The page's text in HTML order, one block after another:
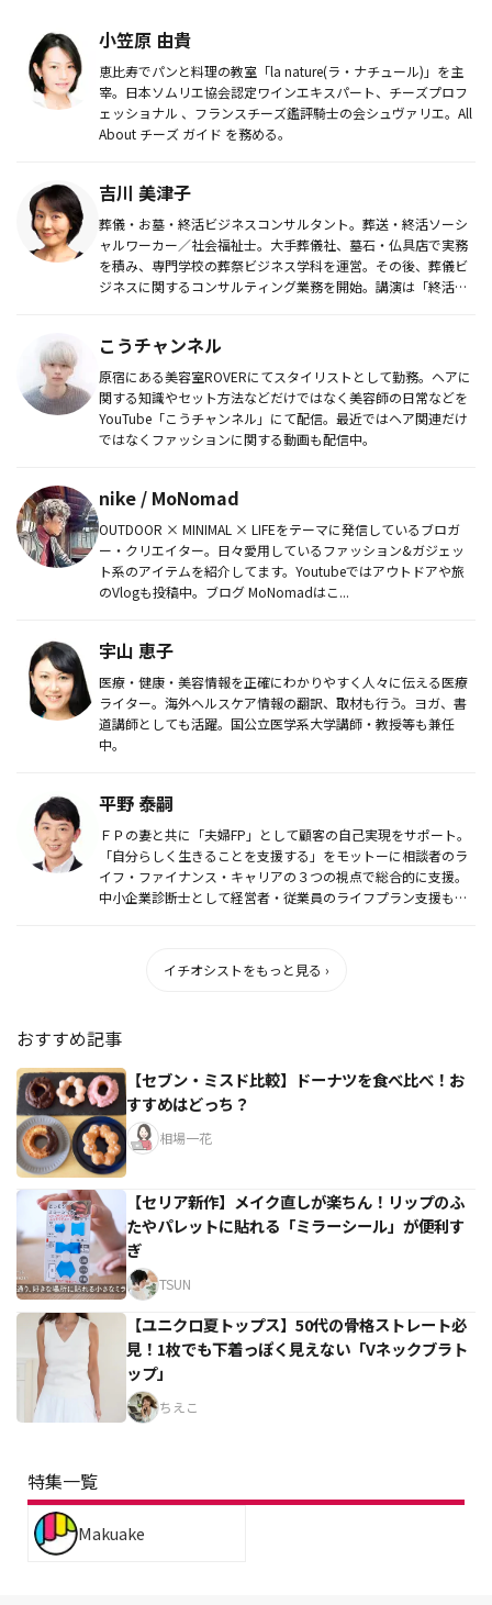
小笠原 由貴
恵比寿でパンと料理の教室「la nature(ラ・ナチュール)」を主
宰。日本ソムリエ協会認定ワインエキスパート、チーズプロフ
ェッショナル 、フランスチーズ鑑評騎士の会シュヴァリエ。All
About チーズ ガイド を務める。
吉川 美津子
葬儀・お墓・終活ビジネスコンサルタント。葬送・終活ソーシ
ャルワーカー／社会福祉士。大手葬儀社、墓石・仏具店で実務
を積み、専門学校の葬祭ビジネス学科を運営。その後、葬儀ビ
ジネスに関するコンサルティング業務を開始。講演は「終活」
こうチャンネル
原宿にある美容室ROVERにてスタイリストとして勤務。ヘアに
関する知識やセット方法などだけではなく美容師の日常などを
YouTube「こうチャンネル」にて配信。最近ではヘア関連だけ
ではなくファッションに関する動画も配信中。
nike / MoNomad
OUTDOOR × MINIMAL × LIFEをテーマに発信しているブロガ
ー・クリエイター。日々愛用しているファッション&ガジェッ
ト系のアイテムを紹介してます。Youtubeではアウトドアや旅
のVlogも投稿中。ブログ MoNomadはこ...
宇山 恵子
医療・健康・美容情報を正確にわかりやすく人々に伝える医療
ライター。海外ヘルスケア情報の翻訳、取材も行う。ヨガ、書
道講師としても活躍。国公立医学系大学講師・教授等も兼任
中。
平野 泰嗣
ＦＰの妻と共に「夫婦FP」として顧客の自己実現をサポート。
「自分らしく生きることを支援する」をモットーに相談者のラ
イフ・ファイナンス・キャリアの３つの視点で総合的に支援。
中小企業診断士として経営者・従業員のライフプラン支援も行
イチオシストをもっと見る ›
おすすめ記事
【セブン・ミスド比較】ドーナツを食べ比べ！お
すすめはどっち？
相場一花
【セリア新作】メイク直しが楽ちん！リップのふ
たやパレットに貼れる「ミラーシール」が便利す
ぎ
TSUN
【ユニクロ夏トップス】50代の骨格ストレート必
見！1枚でも下着っぽく見えない「Vネックブラト
ップ」
ちえこ
特集一覧
Makuake